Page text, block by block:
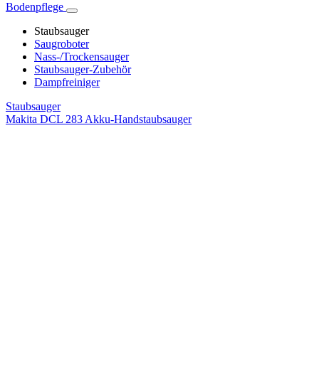
Bodenpflege
Staubsauger
Saugroboter
Nass-/Trockensauger
Staubsauger-Zubehör
Dampfreiniger
Staubsauger
Makita DCL 283 Akku-Handstaubsauger